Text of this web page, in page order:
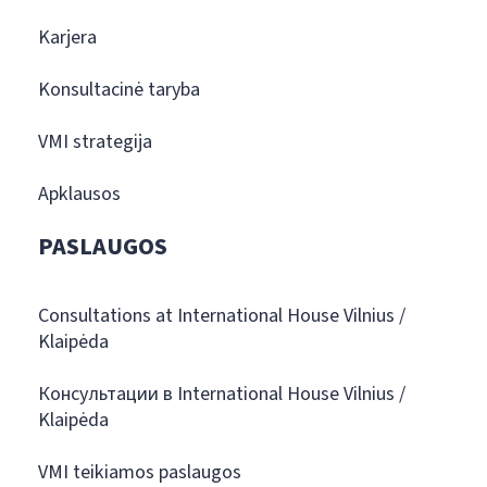
Karjera
Konsultacinė taryba
VMI strategija
Apklausos
PASLAUGOS
Consultations at International House Vilnius /
Klaipėda
Консультации в International House Vilnius /
Klaipėda
VMI teikiamos paslaugos